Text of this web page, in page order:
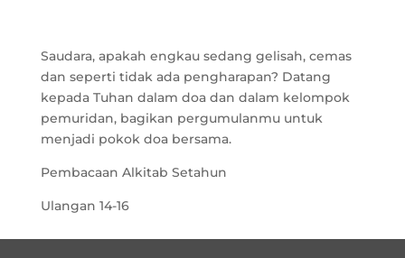
Saudara, apakah engkau sedang gelisah, cemas
dan seperti tidak ada pengharapan? Datang
kepada Tuhan dalam doa dan dalam kelompok
pemuridan, bagikan pergumulanmu untuk
menjadi pokok doa bersama.
Pembacaan Alkitab Setahun
Ulangan 14-16